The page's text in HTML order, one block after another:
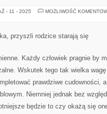
- 11 - 2025 MOŻLIWOŚĆ
przyszli rodzice starają się
Każdy człowiek pragnie by
Wskutek tego tak wielka
prawdziwe cudowności,
Niemniej jednak bez
będzie to czy okażą się